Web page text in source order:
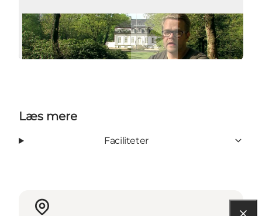
Afspil video
Læs mere
Faciliteter